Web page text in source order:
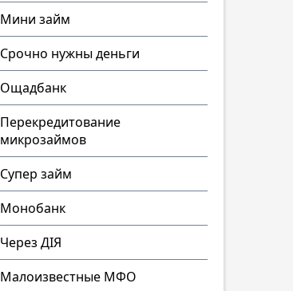
Мини займ
Срочно нужны деньги
Ощадбанк
Перекредитование
микрозаймов
Супер займ
Монобанк
Через ДІЯ
Малоизвестные МФО